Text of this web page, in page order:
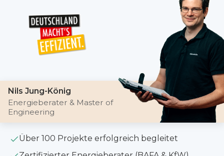
Nils Jung-König
Energieberater & Master of
Engineering
Über 100 Projekte erfolgreich begleitet